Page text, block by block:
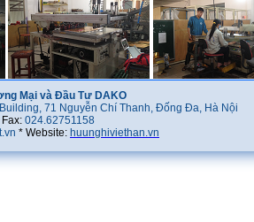
Mại và Đầu Tư DAKO
71 Nguyễn Chí Thanh, Đống Đa, Hà Nội
024.62751158
* Website: huunghiviethan.vn